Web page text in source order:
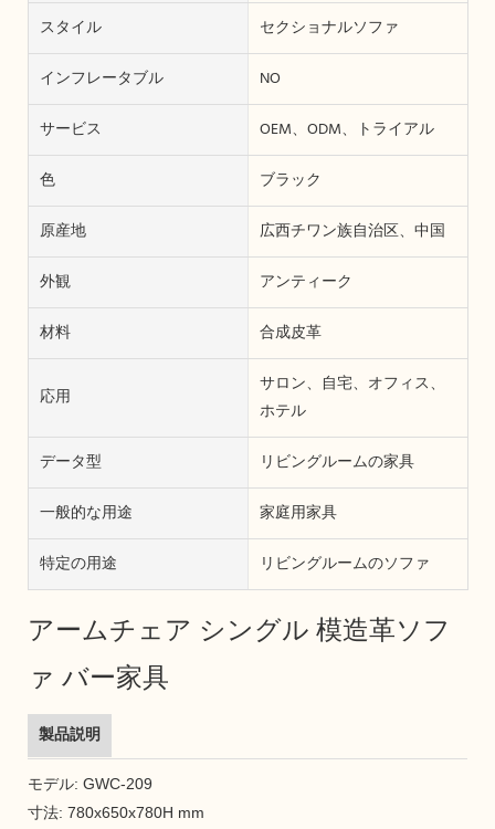
スタイル
セクショナルソファ
インフレータブル
NO
サービス
OEM、ODM、トライアル
色
ブラック
原産地
広西チワン族自治区、中国
外観
アンティーク
材料
合成皮革
応用
サロン、自宅、オフィス、
ホテル
データ型
リビングルームの家具
一般的な用途
家庭用家具
特定の用途
リビングルームのソファ
アームチェア シングル 模造革ソフ
ァ バー家具
製品説明
モデル: GWC-209
寸法: 780x650x780H mm